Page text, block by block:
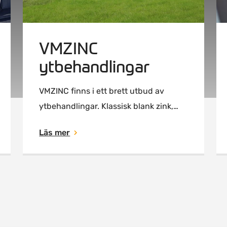
VMZINC
ytbehandlingar
VMZINC finns i ett brett utbud av
ytbehandlingar. Klassisk blank zink,
en mängd olika färger. Se dem här
Läs mer